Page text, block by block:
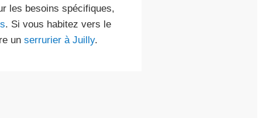
les besoins spécifiques,
. Si vous habitez vers le
un serrurier à Juilly.